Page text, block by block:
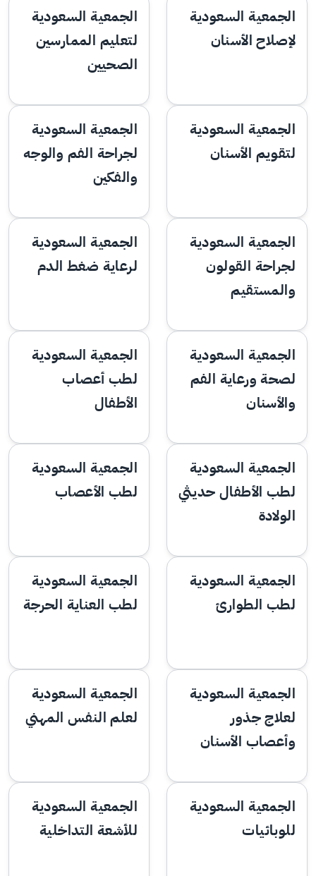
الجمعية السعودية
لإصلاح الأسنان
الجمعية السعودية
لتعليم الممارسين
الصحيين
الجمعية السعودية
لتقويم الأسنان
الجمعية السعودية
لجراحة الفم والوجه
والفكين
الجمعية السعودية
لجراحة القولون
والمستقيم
الجمعية السعودية
لرعاية ضغط الدم
الجمعية السعودية
لصحة ورعاية الفم
والأسنان
الجمعية السعودية
لطب أعصاب
الأطفال
الجمعية السعودية
لطب الأطفال حديثي
الولادة
الجمعية السعودية
لطب الأعصاب
الجمعية السعودية
لطب الطوارئ
الجمعية السعودية
لطب العناية الحرجة
الجمعية السعودية
لعلاج جذور
وأعصاب الأسنان
الجمعية السعودية
لعلم النفس المهني
الجمعية السعودية
للوبائيات
الجمعية السعودية
للأشعة التداخلية